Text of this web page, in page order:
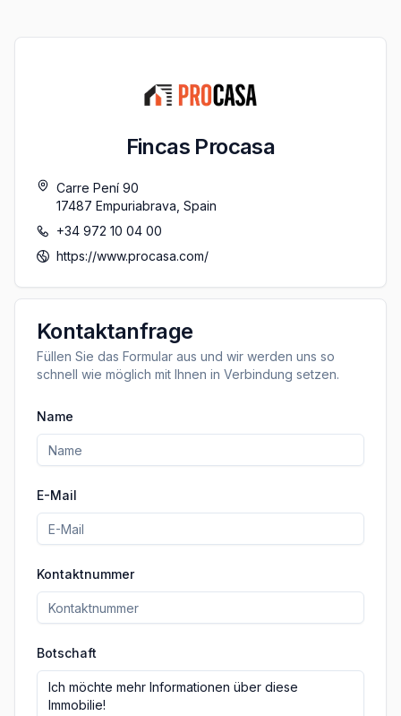
Fincas Procasa
Carre Pení 90
17487 Empuriabrava Spain
+34 972 10 04 00
https://www.procasa.com/
Kontaktanfrage
Füllen Sie das Formular aus und wir werden uns so
schnell wie möglich mit Ihnen in Verbindung setzen.
Name
E-Mail
Kontaktnummer
Botschaft